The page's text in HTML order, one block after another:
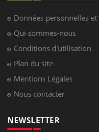
Données personnelles
Qui sommes-nous
Conditions d'utilisation
Plan du site
Mentions Légales
Nous contacter
NEWSLETTER